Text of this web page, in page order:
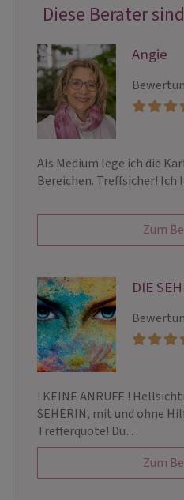
Diese Berater
Angie
Als Medium lege ich die
Bereichen. Treffsicher!
Zum
DIE
! KEINE ANRUFE !
SEHERIN, mit und ohne
Trefferquote! Du…
Zum